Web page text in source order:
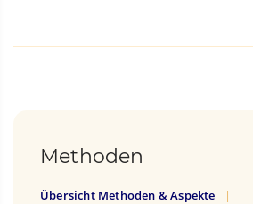
Methoden
Übersicht Methoden & Aspekte